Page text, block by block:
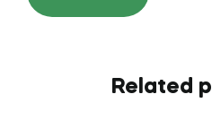
Related